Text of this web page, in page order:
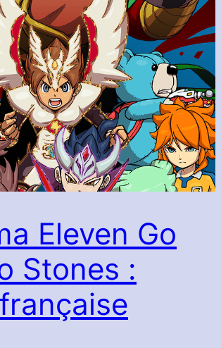
Eleven Go
Stones :